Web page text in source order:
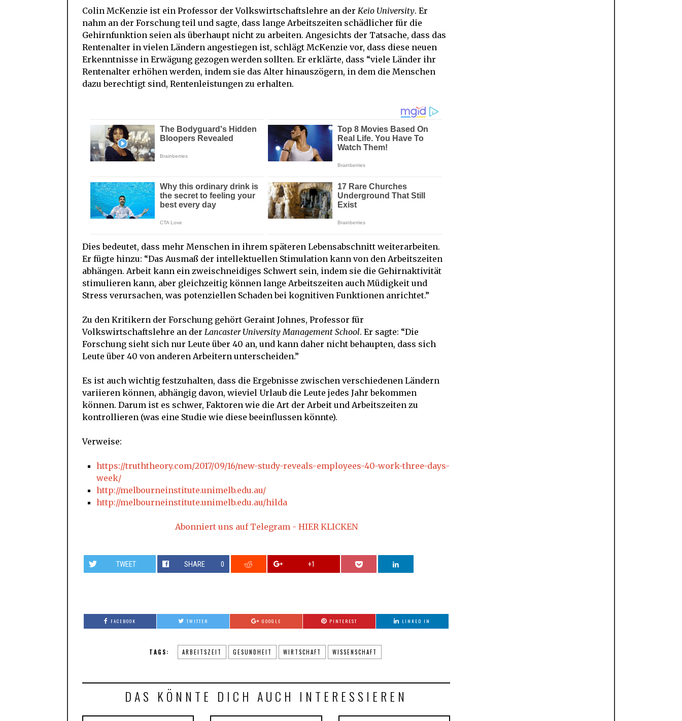
Colin McKenzie ist ein Professor der Volkswirtschaftslehre an der Keio University. Er
nahm an der Forschung teil und sagte, dass lange Arbeitszeiten schädlicher für die
Gehirnfunktion seien als überhaupt nicht zu arbeiten. Angesichts der Tatsache, dass das
Rentenalter in vielen Ländern angestiegen ist, schlägt McKenzie vor, dass diese neuen
Erkenntnisse in Erwägung gezogen werden sollten. Er erklärte, dass “viele Länder ihr
Rentenalter erhöhen werden, indem sie das Alter hinauszögern, in dem die Menschen
dazu berechtigt sind, Rentenleistungen zu erhalten.
Dies bedeutet, dass mehr Menschen in ihrem späteren Lebensabschnitt weiterarbeiten.
Er fügte hinzu: “Das Ausmaß der intellektuellen Stimulation kann von den Arbeitszeiten
abhängen. Arbeit kann ein zweischneidiges Schwert sein, indem sie die Gehirnaktivität
stimulieren kann, aber gleichzeitig können lange Arbeitszeiten auch Müdigkeit und
Stress verursachen, was potenziellen Schaden bei kognitiven Funktionen anrichtet.”
Zu den Kritikern der Forschung gehört Geraint Johnes, Professor für
Volkswirtschaftslehre an der Lancaster University Management School. Er sagte: “Die
Forschung sieht sich nur Leute über 40 an, und kann daher nicht behaupten, dass sich
Leute über 40 von anderen Arbeitern unterscheiden.”
Es ist auch wichtig festzuhalten, dass die Ergebnisse zwischen verschiedenen Ländern
variieren können, abhängig davon, wieviel Urlaub die Leute jedes Jahr bekommen
können. Darum ist es schwer, Faktoren wie die Art der Arbeit und Arbeitszeiten zu
kontrollieren (was eine Studie wie diese beeinflussen könnte).
Verweise:
https://truththeory.com/2017/09/16/new-study-reveals-employees-40-work-three-days-
week/
http://melbourneinstitute.unimelb.edu.au/
http://melbourneinstitute.unimelb.edu.au/hilda
Abonniert uns auf Telegram - HIER KLICKEN
TWEET SHARE 0 +1
FACEBOOK TWITTER GOOGLE PINTEREST LINKED IN
TAGS: ARBEITSZEIT GESUNDHEIT WIRTSCHAFT WISSENSCHAFT
DAS KÖNNTE DICH AUCH INTERESSIEREN